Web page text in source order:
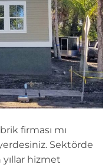
firması mı
Sektörde
yıllar hizmet